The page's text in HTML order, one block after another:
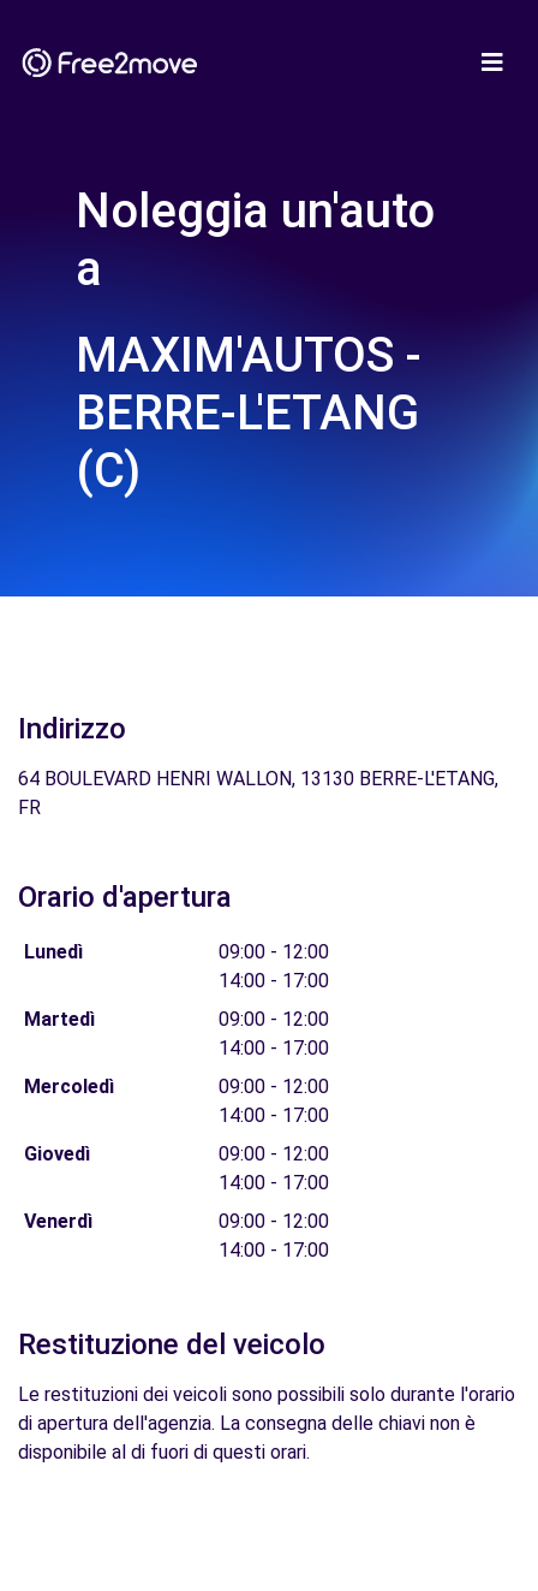
Noleggia un'auto
a
MAXIM'AUTOS -
BERRE-L'ETANG
(C)
Indirizzo
64 BOULEVARD HENRI WALLON, 13130 BERRE-L'ETANG,
FR
Orario d'apertura
Lunedì
09:00 - 12:00
14:00 - 17:00
Martedì
09:00 - 12:00
14:00 - 17:00
Mercoledì
09:00 - 12:00
14:00 - 17:00
Giovedì
09:00 - 12:00
14:00 - 17:00
Venerdì
09:00 - 12:00
14:00 - 17:00
Restituzione del veicolo
Le restituzioni dei veicoli sono possibili solo durante l'orario
di apertura dell'agenzia. La consegna delle chiavi non è
disponibile al di fuori di questi orari.